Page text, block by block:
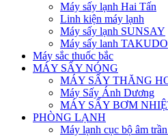
Máy sấy lạnh Hai Tấn
Linh kiện máy lạnh
Máy sấy lạnh SUNSAY
Máy sấy lanh TAKUDO
Máy sắc thuốc bắc
MÁY SẤY NÓNG
MÁY SẤY THĂNG
Máy Sấy Ánh Dương
MÁY SẤY BƠM
PHÒNG LẠNH
Máy lạnh cục bộ âm